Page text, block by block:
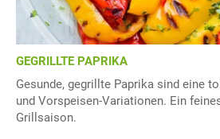
GEGRILLTE PAPRIKA
Gesunde, gegrillte Paprika sind eine
und Vorspeisen-Variationen. Ein
Grillsaison.